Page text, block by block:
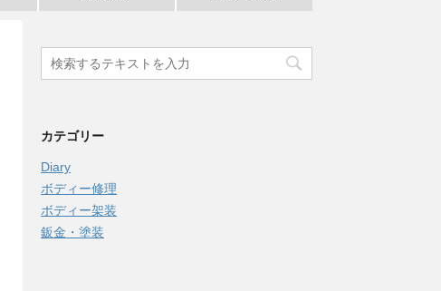
カテゴリー
Diary
ボディー修理
ボディー架装
鈑金・塗装